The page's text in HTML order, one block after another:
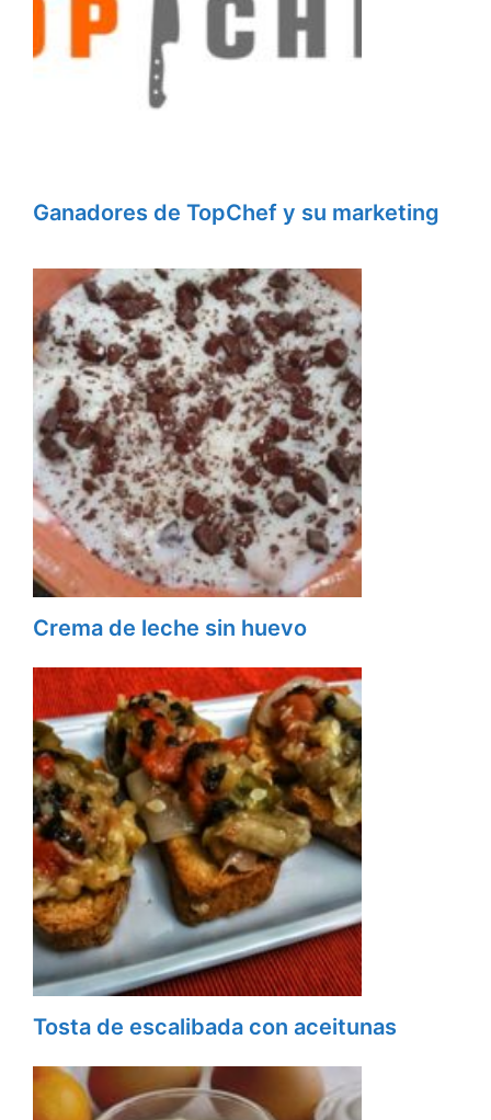
Ganadores de TopChef y su marketing
Crema de leche sin huevo
Tosta de escalibada con aceitunas